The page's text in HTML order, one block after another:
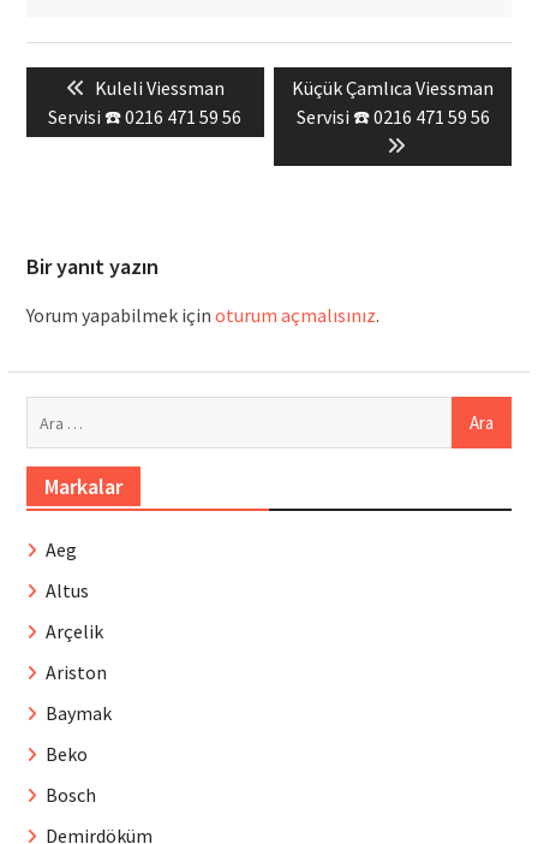
Yazı
gezinmesiPrevious
post:
Kuleli Viessman
Servisi ☎️ 0216 471 59 56
Next
post:
Küçük Çamlıca Viessman
Servisi ☎️ 0216 471 59 56
Bir yanıt yazın
Yorum yapabilmek için oturum açmalısınız.
Markalar
Aeg
Altus
Arçelik
Ariston
Baymak
Beko
Bosch
Demirdöküm